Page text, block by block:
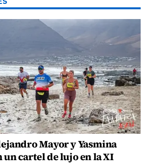
Mayor y Yasmina
cartel de lujo en la XI